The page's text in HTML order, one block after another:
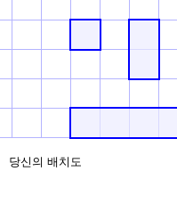
당신의 배치도